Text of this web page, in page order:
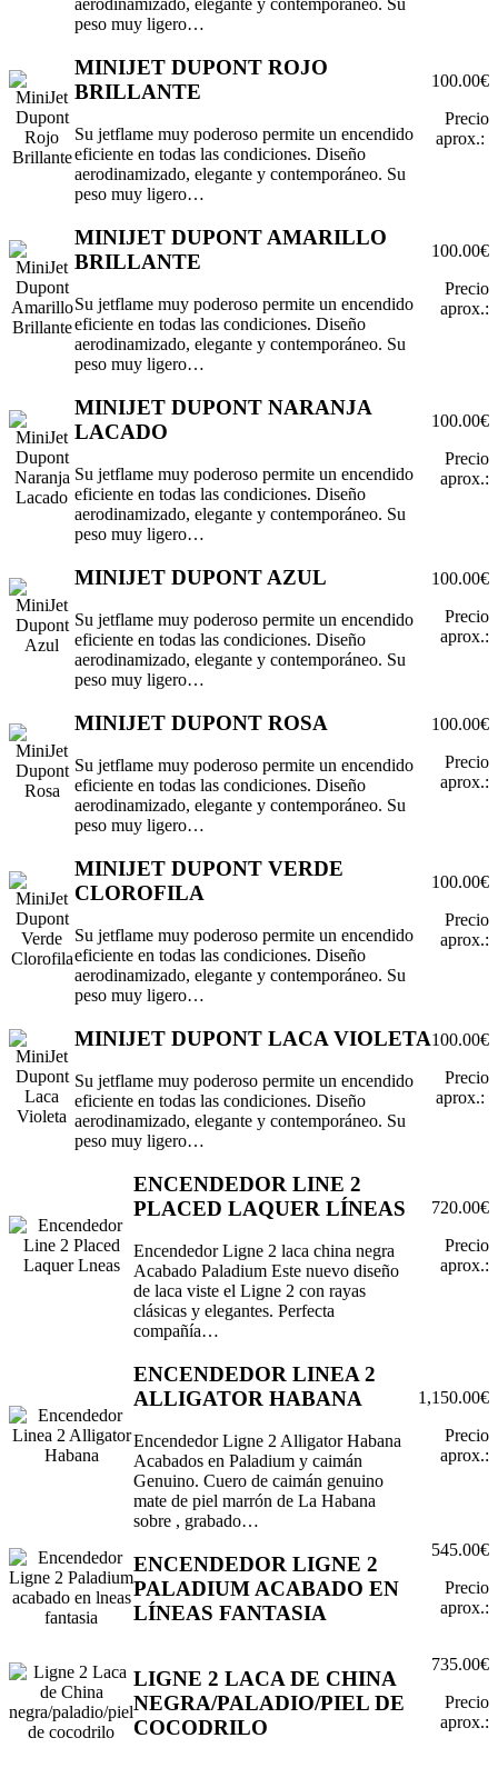
aerodinamizado, elegante y contemporáneo. Su
peso muy ligero…
MINIJET DUPONT ROJO
BRILLANTE
Su jetflame muy poderoso permite un encendido
eficiente en todas las condiciones. Diseño
aerodinamizado, elegante y contemporáneo. Su
peso muy ligero…
100.00€
Precio
aprox.:
MINIJET DUPONT AMARILLO
BRILLANTE
Su jetflame muy poderoso permite un encendido
eficiente en todas las condiciones. Diseño
aerodinamizado, elegante y contemporáneo. Su
peso muy ligero…
100.00€
Precio
aprox.:
MINIJET DUPONT NARANJA
LACADO
Su jetflame muy poderoso permite un encendido
eficiente en todas las condiciones. Diseño
aerodinamizado, elegante y contemporáneo. Su
peso muy ligero…
100.00€
Precio
aprox.:
MINIJET DUPONT AZUL
Su jetflame muy poderoso permite un encendido
eficiente en todas las condiciones. Diseño
aerodinamizado, elegante y contemporáneo. Su
peso muy ligero…
100.00€
Precio
aprox.:
MINIJET DUPONT ROSA
Su jetflame muy poderoso permite un encendido
eficiente en todas las condiciones. Diseño
aerodinamizado, elegante y contemporáneo. Su
peso muy ligero…
100.00€
Precio
aprox.:
MINIJET DUPONT VERDE
CLOROFILA
Su jetflame muy poderoso permite un encendido
eficiente en todas las condiciones. Diseño
aerodinamizado, elegante y contemporáneo. Su
peso muy ligero…
100.00€
Precio
aprox.:
MINIJET DUPONT LACA VIOLETA
Su jetflame muy poderoso permite un encendido
eficiente en todas las condiciones. Diseño
aerodinamizado, elegante y contemporáneo. Su
peso muy ligero…
100.00€
Precio
aprox.:
ENCENDEDOR LINE 2
PLACED LAQUER LÍNEAS
Encendedor Ligne 2 laca china negra
Acabado Paladium Este nuevo diseño
de laca viste el Ligne 2 con rayas
clásicas y elegantes. Perfecta
compañía…
720.00€
Precio
aprox.:
ENCENDEDOR LINEA 2
ALLIGATOR HABANA
Encendedor Ligne 2 Alligator Habana
Acabados en Paladium y caimán
Genuino. Cuero de caimán genuino
mate de piel marrón de La Habana
sobre , grabado…
1,150.00€
Precio
aprox.:
ENCENDEDOR LIGNE 2
PALADIUM ACABADO EN
LÍNEAS FANTASIA
545.00€
Precio
aprox.:
LIGNE 2 LACA DE CHINA
NEGRA/PALADIO/PIEL DE
COCODRILO
735.00€
Precio
aprox.: